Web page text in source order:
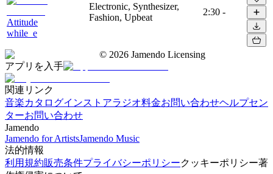
Attitude
while_e
Electronic, Synthesizer,
Fashion, Upbeat
2:30 -
© 2026 Jamendo Licensing
アプリを入手
関連リンク
音楽カタログインストアラジオ料金お問い合わせヘルプセン
ターお問い合わせ
Jamendo
Jamendo for ArtistsJamendo Music
法的情報
利用規約販売条件プライバシーポリシークッキーポリシー著